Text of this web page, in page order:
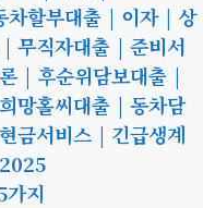
차할부대출 | 이자 | 상
무직자대출 | 준비서
| 후순위담보대출 |
망홀씨대출 | 동차담
금서비스 | 긴급생계
지